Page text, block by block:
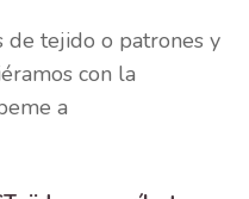
de tejido o patrones y
con la
a